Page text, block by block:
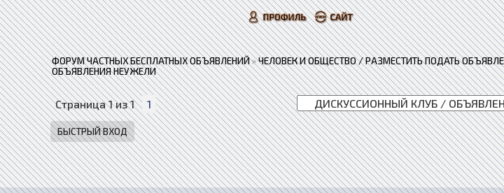
ФОРУМ ЧАСТНЫХ БЕСПЛАТНЫХ ОБЪЯВЛЕНИЙ»ЧЕЛОВЕК И ОБЩЕСТВО / РАЗМЕСТИТЬ ПОДАТЬ
ОБЪЯВЛЕНИЯ НЕУЖЕЛИ
Страница1из1
1